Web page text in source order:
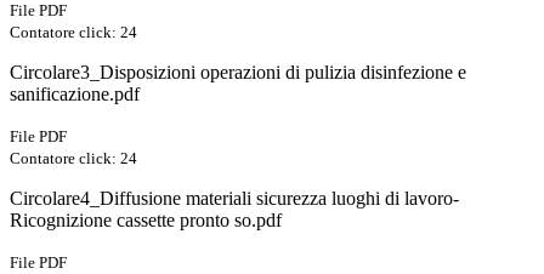
File PDF
Contatore click: 24
Circolare3_Disposizioni operazioni di pulizia disinfezione e
sanificazione.pdf
File PDF
Contatore click: 24
Circolare4_Diffusione materiali sicurezza luoghi di lavoro-
Ricognizione cassette pronto so.pdf
File PDF